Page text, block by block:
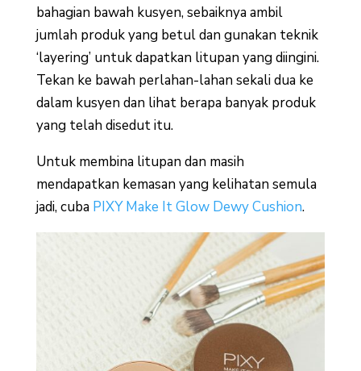
bahagian bawah kusyen, sebaiknya ambil
jumlah produk yang betul dan gunakan teknik
‘layering’ untuk dapatkan litupan yang diingini.
Tekan ke bawah perlahan-lahan sekali dua ke
dalam kusyen dan lihat berapa banyak produk
yang telah disedut itu.
Untuk membina litupan dan masih
mendapatkan kemasan yang kelihatan semula
jadi, cuba PIXY Make It Glow Dewy Cushion.